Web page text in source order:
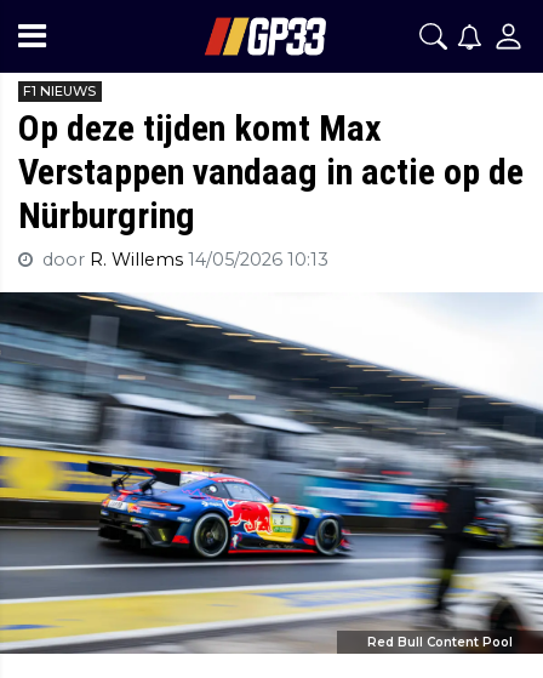
F1 NIEUWS
Op deze tijden komt Max
Verstappen vandaag in actie op de
Nürburgring
door R. Willems 14/05/2026 10:13
Red Bull Content Pool